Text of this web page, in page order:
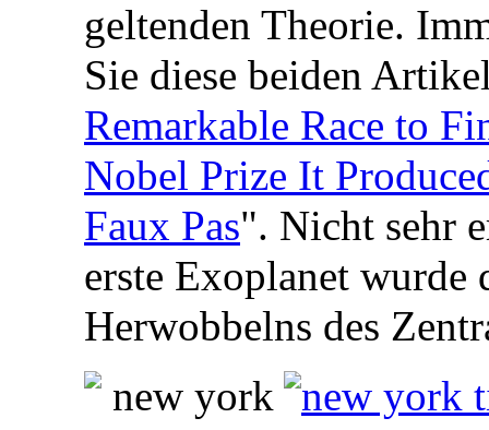
geltenden Theorie.
Sie diese beiden
Remarkable Race to
Nobel Prize It
Faux Pas". Nicht sehr
erste Exoplanet wurde
Herwobbelns des